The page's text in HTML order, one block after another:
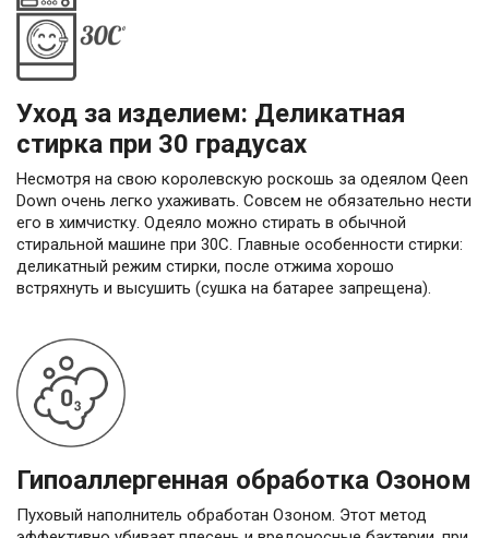
Уход за изделием: Деликатная
стирка при 30 градусах
Несмотря на свою королевскую роскошь за одеялом Qeen
Down очень легко ухаживать. Совсем не обязательно нести
его в химчистку. Одеяло можно стирать в обычной
стиральной машине при 30С. Главные особенности стирки:
деликатный режим стирки, после отжима хорошо
встряхнуть и высушить (сушка на батарее запрещена).
Гипоаллергенная обработка Озоном
Пуховый наполнитель обработан Озоном. Этот метод